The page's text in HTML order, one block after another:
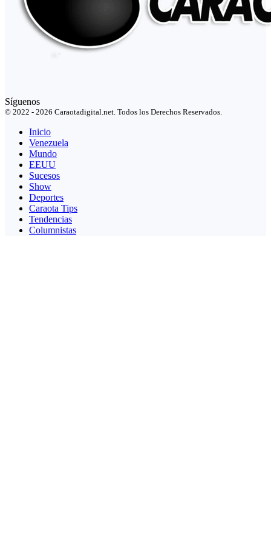
Síguenos
© 2022 - 2026 Caraotadigital.net. Todos los Derechos Reservados.
Inicio
Venezuela
Mundo
EEUU
Sucesos
Show
Deportes
Caraota Tips
Tendencias
Columnistas